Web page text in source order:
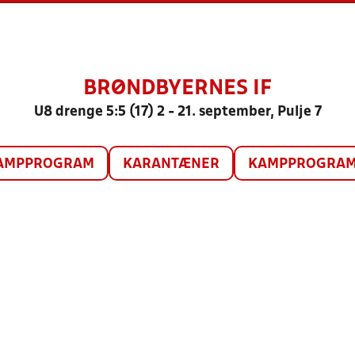
BRØNDBYERNES IF
U8 drenge 5:5 (17) 2 - 21. september, Pulje 7
KARANTÆNER